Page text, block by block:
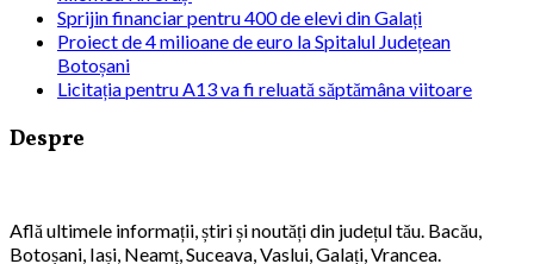
Sprijin financiar pentru 400 de elevi din Galați
Proiect de 4 milioane de euro la Spitalul Județean
Botoșani
Licitația pentru A13 va fi reluată săptămâna viitoare
Despre
Află ultimele informații, știri și noutăți din județul tău. Bacău,
Botoșani, Iași, Neamț, Suceava, Vaslui, Galați, Vrancea.